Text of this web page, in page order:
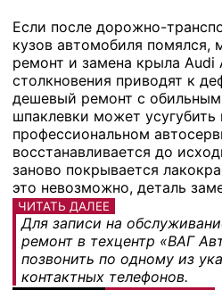
Если после дорожно-
кузов автомобиля помялся,
ремонт и замена крыла Audi
столкновения приводят к
дешевый ремонт с
шпаклевки может усугубить
профессиональном
восстанавливается до
заново покрывается
это невозможно, деталь
ЧИТАТЬ ДАЛЕЕ
Для записи на
ремонт в техцентр «ВАГ
позвонить по одному из
контактных телефонов.